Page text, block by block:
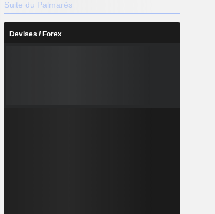
Suite du Palmarès
Devises / Forex